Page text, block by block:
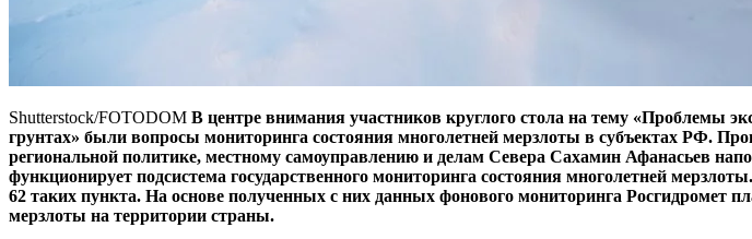
Shutterstock/FOTODOM В центре внимания участников круглого стола на тему «Проблемы
грунтах» были вопросы мониторинга состояния многолетней мерзлоты в субъектах РФ.
региональной политике, местному самоуправлению и делам Севера Сахамин Афанасьев
функционирует подсистема государственного мониторинга состояния многолетней
62 таких пункта. На основе полученных с них данных фонового мониторинга Росгидромет
мерзлоты на территории страны.